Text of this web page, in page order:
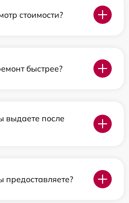
стоимости?
быстрее?
выдаете после